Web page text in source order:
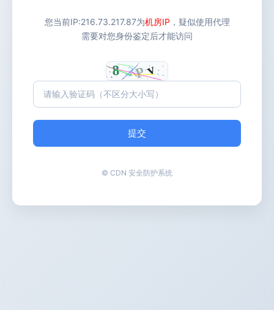
您当前IP:216.73.217.87为机房IP ，疑似使用代理
需要对您身份鉴定后才能访问
提交
© CDN 安全防护系统